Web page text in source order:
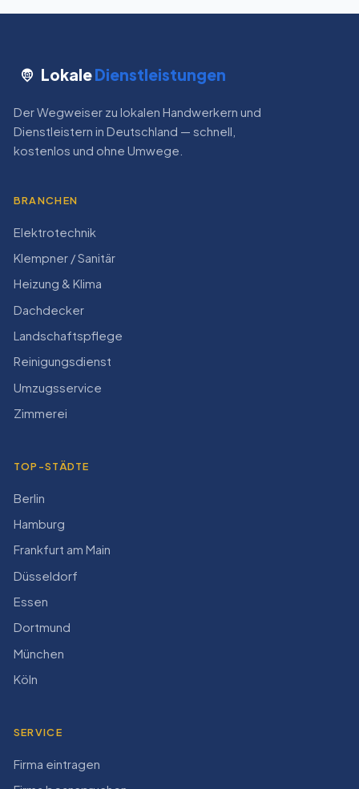
LokaleDienstleistungen
Der Wegweiser zu lokalen Handwerkern und
Dienstleistern in Deutschland — schnell,
kostenlos und ohne Umwege.
BRANCHEN
Elektrotechnik
Klempner / Sanitär
Heizung & Klima
Dachdecker
Landschaftspflege
Reinigungsdienst
Umzugsservice
Zimmerei
TOP-STÄDTE
Berlin
Hamburg
Frankfurt am Main
Düsseldorf
Essen
Dortmund
München
Köln
SERVICE
Firma eintragen